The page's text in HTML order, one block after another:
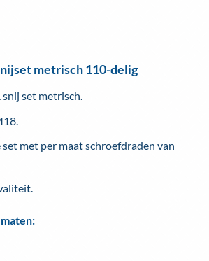
metrisch 110-delig
set metrisch.
met per maat schroefdraden van